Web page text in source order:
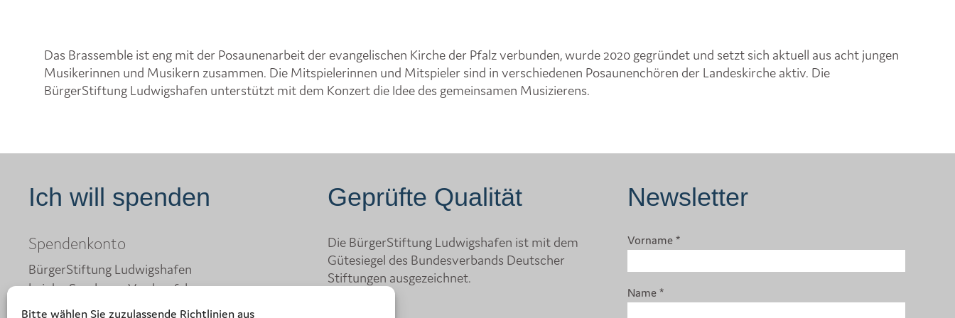
Bitte wählen Sie zuzulassende Richtlinien aus
Das Brassemble ist eng mit der Posaunenarbeit der evangelischen Kirche der Pfalz verbunden, wurde 2020 gegründet und setzt sich aktuell aus acht jungen
Musikerinnen und Musikern zusammen. Die Mitspielerinnen und Mitspieler sind in verschiedenen Posaunenchören der Landeskirche aktiv. Die
BürgerStiftung Ludwigshafen unterstützt mit dem Konzert die Idee des gemeinsamen Musizierens.
Ich will spenden
Spendenkonto
BürgerStiftung Ludwigshafen
bei der Sparkasse Vorderpfalz
IBAN: DE30 5455 0010 0000 0015 03
Geprüfte Qualität
Die BürgerStiftung Ludwigshafen ist mit dem
Gütesiegel des Bundesverbands Deutscher
Stiftungen ausgezeichnet.
Newsletter
Vorname *
Name *